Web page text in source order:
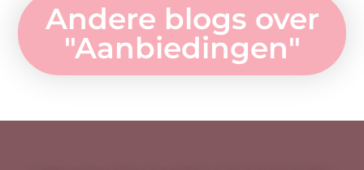
Andere blogs over
"Aanbiedingen"